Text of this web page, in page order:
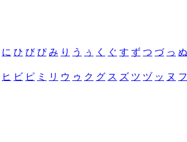
に ひ び ぴ み り う ぅ く ぐ す ず つ づ っ ぬ
ヒ ビ ピ ミ リ ウ ゥ ク グ ス ズ ツ ヅ ッ ヌ フ